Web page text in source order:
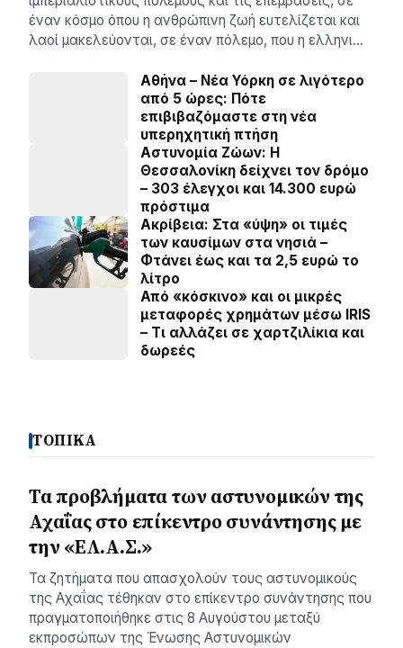
έναν κόσμο όπου η ανθρώπινη ζωή ευτελίζεται και
λαοί μακελεύονται, σε έναν πόλεμο, που η ελληνι…
Αθήνα – Νέα Υόρκη σε λιγότερο
από 5 ώρες: Πότε
επιβιβαζόμαστε στη νέα
υπερηχητική πτήση
Αστυνομία Ζώων: Η
Θεσσαλονίκη δείχνει τον δρόμο
– 303 έλεγχοι και 14.300 ευρώ
πρόστιμα
Ακρίβεια: Στα «ύψη» οι τιμές
των καυσίμων στα νησιά –
Φτάνει έως και τα 2,5 ευρώ το
λίτρο
Από «κόσκινο» και οι μικρές
μεταφορές χρημάτων μέσω IRIS
– Τι αλλάζει σε χαρτζιλίκια και
δωρεές
ΤΟΠΙΚΑ
Τα προβλήματα των αστυνομικών της
Αχαΐας στο επίκεντρο συνάντησης με
την «ΕΛ.Α.Σ.»
Τα ζητήματα που απασχολούν τους αστυνομικούς
της Αχαΐας τέθηκαν στο επίκεντρο συνάντησης που
πραγματοποιήθηκε στις 8 Αυγούστου μεταξύ
εκπροσώπων της Ένωσης Αστυνομικών